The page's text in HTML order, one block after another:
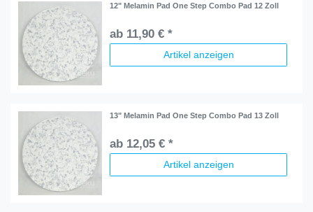
12" Melamin Pad One Step Combo Pad 12 Zoll
ab 11,90 € *
Artikel anzeigen
13" Melamin Pad One Step Combo Pad 13 Zoll
ab 12,05 € *
Artikel anzeigen